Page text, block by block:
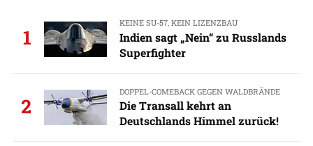
1
KEINE SU-57, KEIN LIZENZBAU
Indien sagt „Nein“ zu Russlands
Superfighter
2
DOPPEL-COMEBACK GEGEN WALDBRÄNDE
Die Transall kehrt an
Deutschlands Himmel zurück!